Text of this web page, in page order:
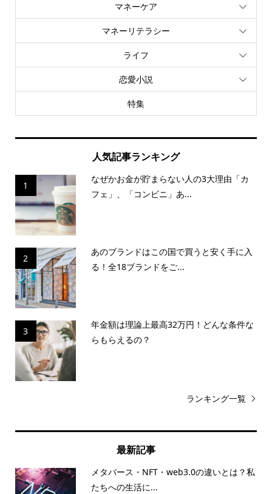
マネーケア
マネーリテラシー
ライフ
恋愛小説
特集
人気記事ランキング
1
なぜかお金が貯まらない人の3大理由「カ
フェ」、「コンビニ」あ...
2
あのブランドはこの国で買うと安く手に入
る！全18ブランドをご...
3
年金額は理論上最高32万円！どんな条件な
らもらえるの？
ランキング一覧
最新記事
メタバース・NFT・web3.0の違いとは？私
たちへの生活に...